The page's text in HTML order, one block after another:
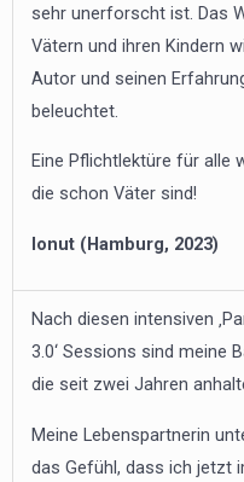
sehr unerforscht ist. Das
Vätern und ihren Kindern
Autor und seinen
beleuchtet.
Eine Pflichtlektüre für alle
die schon Väter sind!
Ionut (Hamburg, 2023)
Nach diesen intensiven
3.0‘ Sessions sind meine
die seit zwei Jahren
Meine Lebenspartnerin
das Gefühl, dass ich jetzt